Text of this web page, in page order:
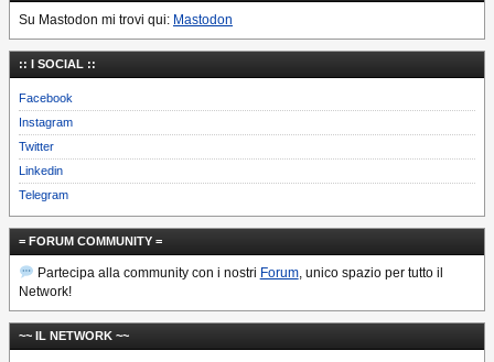
Su Mastodon mi trovi qui: Mastodon
:: I SOCIAL ::
Facebook
Instagram
Twitter
Linkedin
Telegram
= FORUM COMMUNITY =
Partecipa alla community con i nostri Forum, unico spazio per tutto il
Network!
~~ IL NETWORK ~~